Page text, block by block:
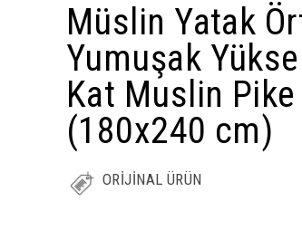
Müslin Yatak
Yumuşak
Kat Muslin
(180x240 cm)
ORİJİNAL ÜRÜN